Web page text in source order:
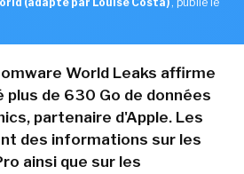
World Leaks affirme
plus de 630 Go de données
partenaire d'Apple. Les
des informations sur les
ainsi que sur les